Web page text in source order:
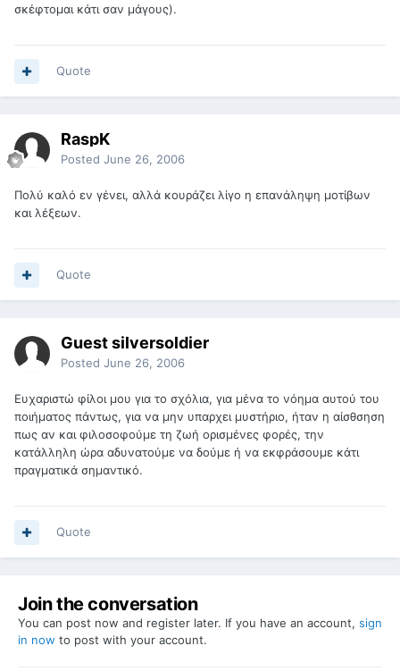
σκέφτομαι κάτι σαν μάγους).
Quote
RaspK
Posted June 26, 2006
Πολύ καλό εν γένει, αλλά κουράζει λίγο η επανάληψη μοτίβων
και λέξεων.
Quote
Guest silversoldier
Posted June 26, 2006
Ευχαριστώ φίλοι μου για το σχόλια, για μένα το νόημα αυτού του
ποιήματος πάντως, για να μην υπαρχει μυστήριο, ήταν η αίσθσηση
πως αν και φιλοσοφούμε τη ζωή ορισμένες φορές, την
κατάλληλη ώρα αδυνατούμε να δούμε ή να εκφράσουμε κάτι
πραγματικά σημαντικό.
Quote
Join the conversation
You can post now and register later. If you have an account, sign
in now to post with your account.